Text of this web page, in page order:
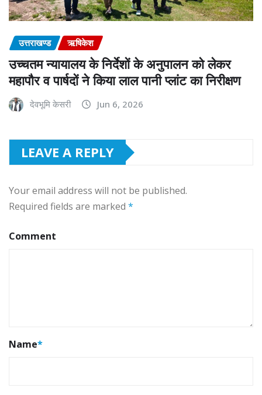
उत्तराखण्ड ऋषिकेश
उच्चतम न्यायालय के निर्देशों के अनुपालन को लेकर
महापौर व पार्षदों ने किया लाल पानी प्लांट का निरीक्षण
देवभूमि केसरी Jun 6, 2026
LEAVE A REPLY
Your email address will not be published.
Required fields are marked *
Comment
Name*